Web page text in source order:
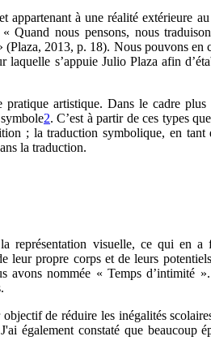
à une réalité extérieure
Quand nous pensons, nous
2013, p. 18). Nous pouvons en
s’appuie Julio Plaza afin
artistique. Dans le cadre
2. C’est à partir de ces types
; la traduction symbolique, en tant
la traduction.
représentation visuelle, ce qui en
leur propre corps et de leurs
nommée « Temps d’intimité
de réduire les inégalités
également constaté que beaucoup